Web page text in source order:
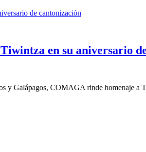
en su aniversario
y Galápagos, COMAGA rinde homenaje a